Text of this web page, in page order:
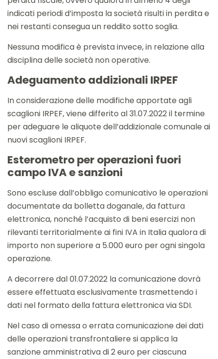
indicati periodi d’imposta la società risulti in perdita e
nei restanti consegua un reddito sotto soglia.
Nessuna modifica è prevista invece, in relazione alla
disciplina delle società non operative.
Adeguamento addizionali IRPEF
In considerazione delle modifiche apportate agli
scaglioni IRPEF, viene differito al 31.07.2022 il termine
per adeguare le aliquote dell’addizionale comunale ai
nuovi scaglioni IRPEF.
Esterometro per operazioni fuori
campo IVA e sanzioni
Sono escluse dall’obbligo comunicativo le operazioni
documentate da bolletta doganale, da fattura
elettronica, nonché l’acquisto di beni esercizi non
rilevanti territorialmente ai fini IVA in Italia qualora di
importo non superiore a 5.000 euro per ogni singola
operazione.
A decorrere dal 01.07.2022 la comunicazione dovrà
essere effettuata esclusivamente trasmettendo i
dati nel formato della fattura elettronica via SDI.
Nel caso di omessa o errata comunicazione dei dati
delle operazioni transfrontaliere si applica la
sanzione amministrativa di 2 euro per ciascuna